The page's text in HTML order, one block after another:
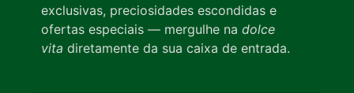
exclusivas, preciosidades escondidas e
ofertas especiais — mergulhe na dolce
vita diretamente da sua caixa de entrada.